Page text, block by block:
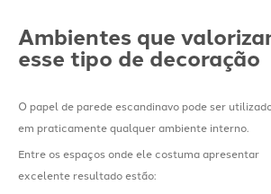
Ambientes que
esse tipo de decoração
O papel de parede escandinavo pode ser
em praticamente qualquer ambiente interno.
Entre os espaços onde ele costuma apresentar
excelente resultado estão: